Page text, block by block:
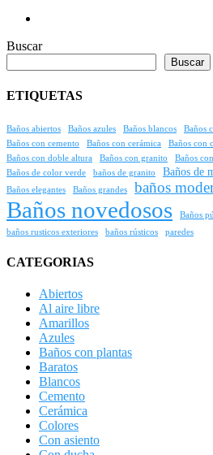
Buscar
Buscar
ETIQUETAS
Baños abiertos Baños azules Baños blancos
Baños
Baños con cemento
Baños con cerámica
Baños con
Baños con doble altura
Baños con granito
Baños
Baños de color verde
baños de granito Baños de
Baños elegantes
Baños grandes baños
Baños novedosos Baños
baños rusticos exteriores
baños rústicos paredes
CATEGORIAS
Abiertos
Al aire libre
Amarillos
Azules
Baños con plantas
Baratos
Blancos
Cemento
Cerámica
Colores
Con asiento